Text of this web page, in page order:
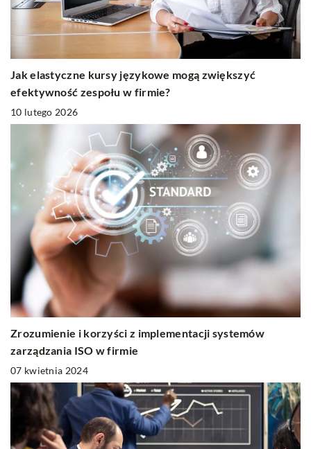
Jak elastyczne kursy językowe mogą zwiększyć
efektywność zespołu w firmie?
10 lutego 2026
Zrozumienie i korzyści z implementacji systemów
zarządzania ISO w firmie
07 kwietnia 2024